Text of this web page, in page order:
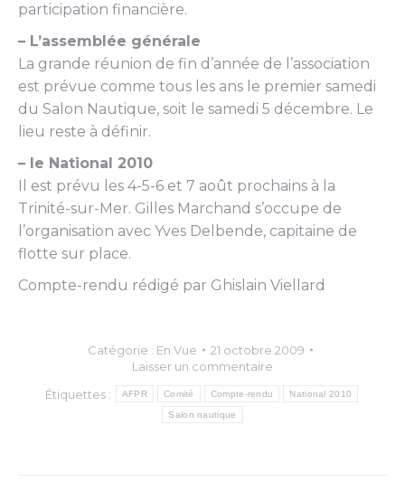
participation financière.
– L’assemblée générale
La grande réunion de fin d’année de l’association
est prévue comme tous les ans le premier samedi
du Salon Nautique, soit le samedi 5 décembre. Le
lieu reste à définir.
– le National 2010
Il est prévu les 4-5-6 et 7 août prochains à la
Trinité-sur-Mer. Gilles Marchand s’occupe de
l’organisation avec Yves Delbende, capitaine de
flotte sur place.
Compte-rendu rédigé par Ghislain Viellard
Catégorie : En Vue
21 octobre 2009
Laisser un commentaire
Étiquettes :
AFPR Comité Compte-rendu National 2010
Salon nautique